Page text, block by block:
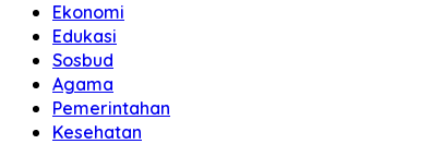
Ekonomi
Edukasi
Sosbud
Agama
Pemerintahan
Kesehatan